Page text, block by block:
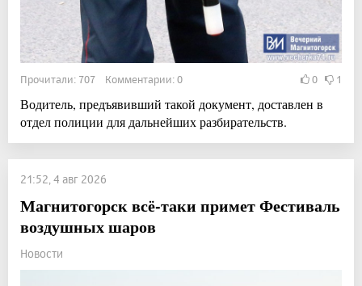
Прочитали: 707 Комментарии: 0 0 1
Водитель, предъявивший такой документ, доставлен в
отдел полиции для дальнейших разбирательств.
21:52, 4 авг 2026
Магнитогорск всё-таки примет Фестиваль
воздушных шаров
Новости